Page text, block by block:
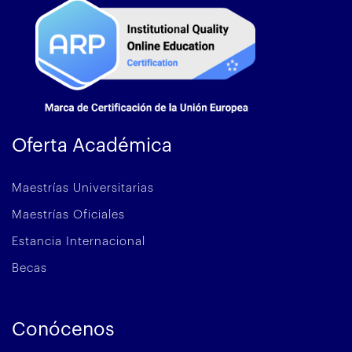
Oferta Académica
Maestrías Universitarias
Maestrías Oficiales
Estancia Internacional
Becas
Conócenos